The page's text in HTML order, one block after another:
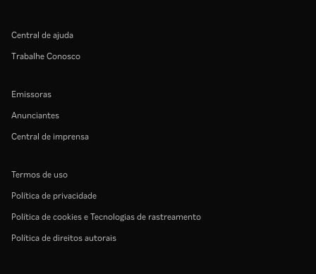
Central de ajuda
Trabalhe Conosco
Emissoras
Anunciantes
Central de imprensa
Termos de uso
Política de privacidade
Política de cookies e Tecnologias de rastreamento
Política de direitos autorais